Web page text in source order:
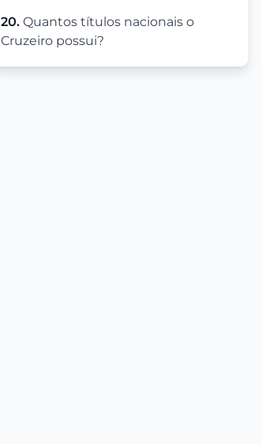
20. Quantos títulos nacionais o
Cruzeiro possui?